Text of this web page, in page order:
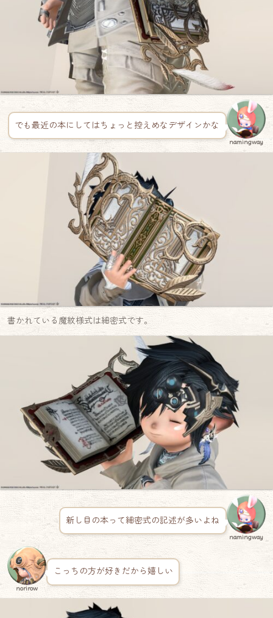
でも最近の本にしてはちょっと控えめなデザインかな
namingway
書かれている魔紋様式は細密式です。
新し目の本って細密式の記述が多いよね
namingway
norirow
こっちの方が好きだから嬉しい